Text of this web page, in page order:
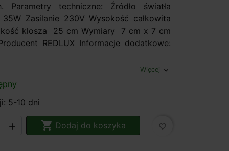
Parametry techniczne: Źródło światła
Zasilanie 230V Wysokość całkowita
klosza 25 cm Wymiary 7 cm x 7 cm
REDLUX Informacje dodatkowe:
Więcej expand_more
5-10 dni
  Dodaj do koszyka favorite_border